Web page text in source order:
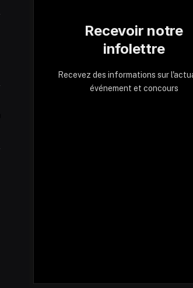
Recevoir notre
infolettre
Recevez des informations sur
événement et concours